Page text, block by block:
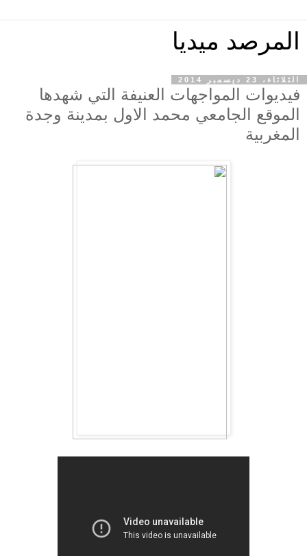
المرصد ميديا
الثلاثاء، 23 ديسمبر 2014
فيديوات المواجهات العنيفة التي شهدها
الموقع الجامعي محمد الاول بمدينة وجدة
المغربية